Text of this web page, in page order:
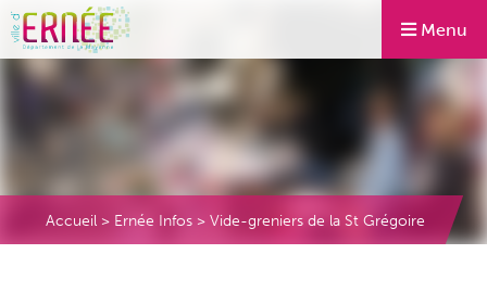
Menu
Accueil > Ernée Infos > Vide-greniers de la St Grégoire